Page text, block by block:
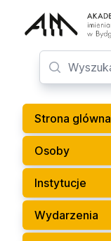
Strona glówna
Osoby
Instytucje
Wydarzenia